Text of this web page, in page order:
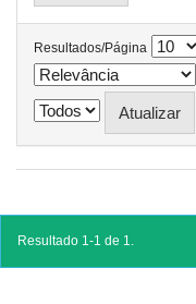
Resultados/Página
Resultado 1-1 de 1.